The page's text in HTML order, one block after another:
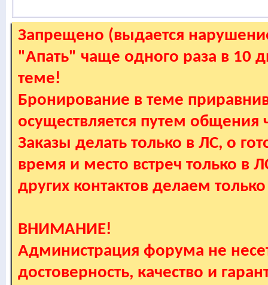
Запрещено (выдается
"Апать" чаще одного раза в 10
теме!
Бронирование в теме
осуществляется путем
Заказы делать только в ЛС, о
время и место встреч только в
других контактов делаем
ВНИМАНИЕ!
Администрация форума не
достоверность, качество и